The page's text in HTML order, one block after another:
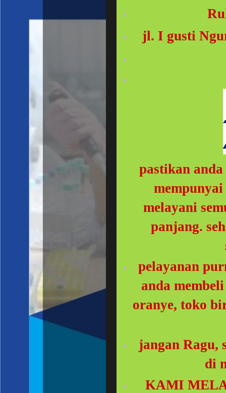
jl. I gusti
pastikan
mempunyai
melayani
panjang.
pelayanan
anda
oranye, toko
jangan Ragu,
di
KAMI